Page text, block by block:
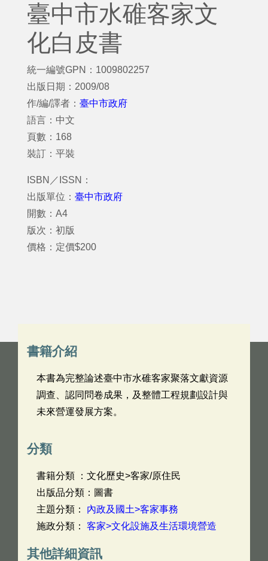
臺中市水碓客家文
化白皮書
統一編號GPN：1009802257
出版日期：2009/08
作/編/譯者： 臺中市政府
語言：中文
頁數：168
裝訂：平裝
ISBN／ISSN：
出版單位： 臺中市政府
開數：A4
版次：初版
價格：定價$200
書籍介紹
本書為完整論述臺中市水碓客家聚落文獻資源
調查、認同問卷成果，及整體工程規劃設計與
未來營運發展方案。
分類
書籍分類 ：文化歷史>客家/原住民
出版品分類：圖書
主題分類： 內政及國土>客家事務
施政分類： 客家>文化設施及生活環境營造
其他詳細資訊